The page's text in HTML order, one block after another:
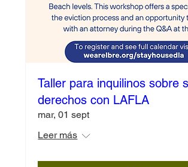
Taller para inquilinos sobre
derechos con LAFLA
mar, 01 sept
Leer más